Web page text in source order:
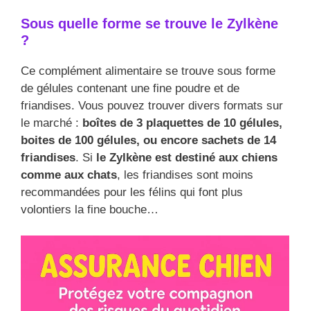
Sous quelle forme se trouve le Zylkène
?
Ce complément alimentaire se trouve sous forme
de gélules contenant une fine poudre et de
friandises. Vous pouvez trouver divers formats sur
le marché : boîtes de 3 plaquettes de 10 gélules,
boites de 100 gélules, ou encore sachets de 14
friandises. Si le Zylkène est destiné aux chiens
comme aux chats, les friandises sont moins
recommandées pour les félins qui font plus
volontiers la fine bouche…